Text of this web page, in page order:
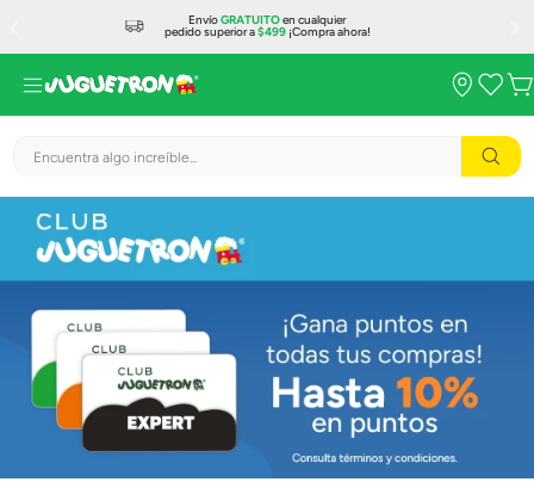
EnvíoGRATUITOen cualquier
pedido superior a$499¡Compra ahora!
Encuentra algo increíble...